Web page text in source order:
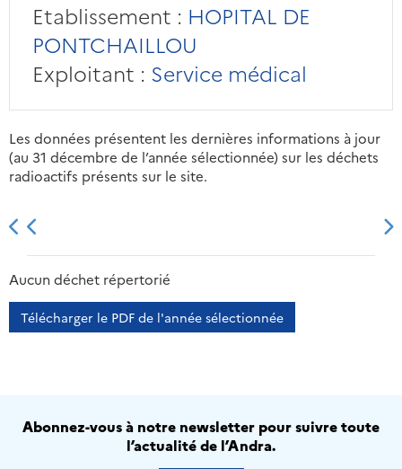
Etablissement : HOPITAL DE
PONTCHAILLOU
Exploitant : Service médical
Les données présentent les dernières informations à jour
(au 31 décembre de l’année sélectionnée) sur les déchets
radioactifs présents sur le site.
2013 2014
Aucun déchet répertorié
Télécharger le PDF de l'année sélectionnée
Abonnez-vous à notre newsletter pour suivre toute
l’actualité de l’Andra.